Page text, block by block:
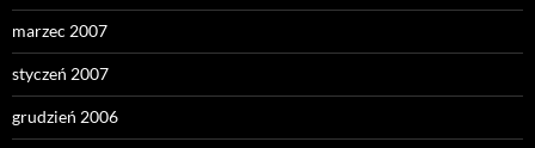
marzec 2007
styczeń 2007
grudzień 2006